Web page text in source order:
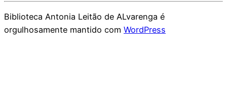
Biblioteca Antonia Leitão de ALvarenga é
orgulhosamente mantido com WordPress